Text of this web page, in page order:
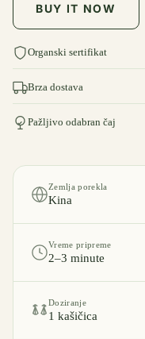
BUY IT NOW
Organski sertifikat
Brza dostava
Pažljivo odabran čaj
Zemlja porekla
Kina
Vreme pripreme
2–3 minute
Doziranje
1 kašičica